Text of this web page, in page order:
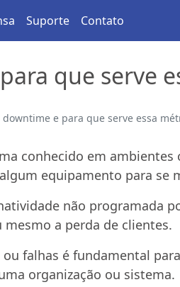
Suporte Contato
que serve
downtime e para que serve essa
conhecido em
equipamento para se
não programada
a perda de clientes.
falhas é fundamental
organização ou sistema.